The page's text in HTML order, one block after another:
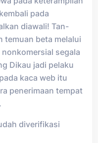
pada
diawali! Tan-
temuan beta melalui
segala
Dikau jadi pelaku
kaca web itu
penerimaan tempat
diverifikasi